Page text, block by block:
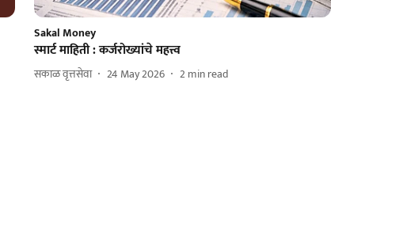
Sakal Money
स्मार्ट माहिती : कर्जरोख्यांचे महत्त्व
सकाळ वृत्तसेवा 24 May 2026 2min read